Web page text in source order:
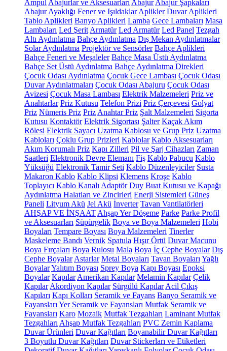
Ampul Abajurlar ve Aksesuarları Abajur Abajur Şapkaları
Abajur Ayaklığı Fener ve Işıldaklar Aplikler Duvar Aplikleri
Tablo Aplikleri Banyo Aplikleri Lamba Gece Lambaları Masa
Lambaları Led Şerit Armatür Led Armatür Led Panel Tezgah
Altı Aydınlatma Bahçe Aydınlatma Dış Mekan Aydınlatmalar
Solar Aydınlatma Projektör ve Sensörler Bahçe Aplikleri
Bahçe Feneri ve Meşaleler Bahçe Masa Üstü Aydınlatma
Bahçe Set Üstü Aydınlatma Bahçe Aydınlatma Direkleri
Çocuk Odası Aydınlatma Çocuk Gece Lambası Çocuk Odası
Duvar Aydınlatmaları Çocuk Odası Abajuru Çocuk Odası
Avizesi Çocuk Masa Lambası Elektrik Malzemeleri Priz ve
Anahtarlar Priz Kutusu Telefon Prizi Priz Çerçevesi Golyat
Priz Nümeris Priz Priz Anahtar Priz Şalt Malzemeleri Sigorta
Kutusu Kontaktör Elektrik Sigortası Şalter Kaçak Akım
Rölesi Elektrik Sayacı Uzatma Kablosu ve Grup Priz Uzatma
Kabloları Çoklu Grup Prizleri Kablolar Kablo Aksesuarları
Akım Korumalı Priz Kapı Zilleri Pil ve Şarj Cihazları Zaman
Saatleri Elektronik Devre Elemanı Fiş Kablo Pabucu Kablo
Yüksüğü Elektronik Tamir Seti Kablo Düzenleyiciler Susta
Makaron Kablo Kablo Klipsi Klemens Kroşe Kablo
Toplayıcı Kablo Kanalı Adaptör Duy Buat Kutusu ve Kapağı
Aydınlatma Halatları ve Zincirleri Enerji Sistemleri Güneş
Paneli Lityum Akü Jel Akü İnverter Tavan Vantilatörleri
AHŞAP VE İNŞAAT Ahşap Yer Döşeme Parke Parke Profil
ve Aksesuarları Süpürgelik Boya ve Boya Malzemeleri Hobi
Boyaları Tempare Boyası Boya Malzemeleri Tinerler
Maskeleme Bandı Vernik Spatula Hışır Örtü Duvar Macunu
Boya Fırçaları Boya Rulosu Mala Boya İç Cephe Boyalar Dış
Cephe Boyalar Astarlar Metal Boyaları Tavan Boyaları Yağlı
BoyalarYalıtım Boyası Sprey Boya Kapı Boyası Epoksi
Boyalar Kapılar Amerikan Kapılar Melamin Kapılar Çelik
Kapılar Akordiyon Kapılar Sürgülü Kapılar Acil Çıkış
Kapıları Kapı Kolları Seramik ve Fayans Banyo Seramik ve
Fayansları Yer Seramik ve Fayansları Mutfak Seramik ve
Fayansları Karo Mozaik Mutfak Tezgahları Laminant Mutfak
Tezgahları Ahşap Mutfak Tezgahları PVC Zemin Kaplama
Duvar Ürünleri Duvar Kağıtları Boyanabilir Duvar Kağıtları
3 Boyutlu Duvar Kağıtları Duvar Stickerları ve Etiketleri